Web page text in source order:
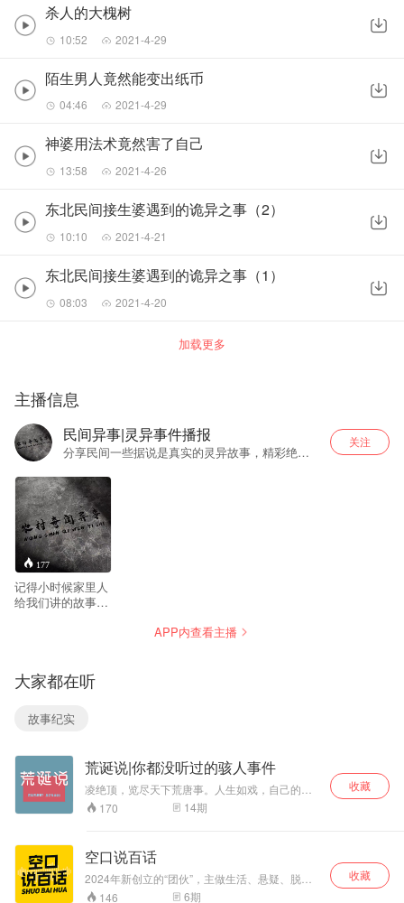
杀人的大槐树
10:52 2021-4-29
陌生男人竟然能变出纸币
04:46 2021-4-29
神婆用法术竟然害了自己
13:58 2021-4-26
东北民间接生婆遇到的诡异之事（2）
10:10 2021-4-21
东北民间接生婆遇到的诡异之事（1）
08:03 2021-4-20
加载更多
主播信息
民间异事|灵异事件播报
分享民间一些据说是真实的灵异故事，精彩绝
关注
177
记得小时候家里人
给我们讲的故事
事，专门收录各种
刺激的民间邪门事
情，每个小故事都
精彩绝伦，听完都
后背冒凉风。
APP内查看主播
大家都在听
故事纪实
荒诞说|你都没听过的骇人事件
凌绝顶，览尽天下荒唐事。人生如戏，自己的剧
本不够精彩？那咱来瞧瞧别人的本儿～ 更新时
间：每周2、周4定期更新；
170 14期
收藏
空口说百话
2024年新创立的“团伙”，主做生活、悬疑、脱口
秀、灵异、访谈、案件等类型的杂烩陪伴型播
146 6期
收藏